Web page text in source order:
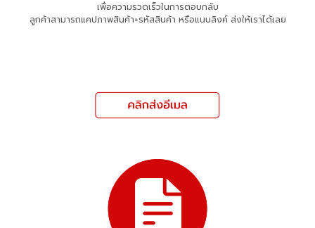
เพื่อความรวดเร็วในการตอบกลับ
ลูกค้าสามารถแคปภาพสินค้า+รหัสสินค้า หรือแนบลิงค์ ส่งให้เราได้เลย